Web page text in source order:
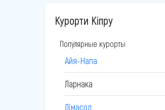
Курорти Кіпру
Популярные курорты
Айя-Напа
Ларнака
Лімасол